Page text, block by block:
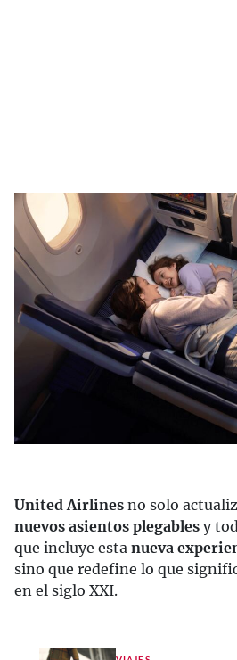
United Airlines no solo
nuevos asientos plegables y
que incluye esta nueva
sino que redefine lo que
en el siglo XXI.